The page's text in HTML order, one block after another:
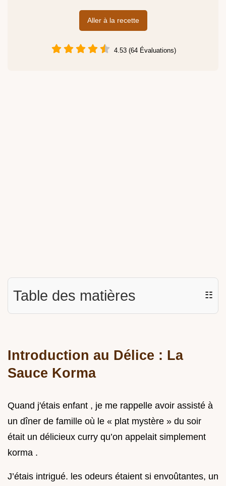
Aller à la recette
4.53 (64 Évaluations)
Table des matières ☷
Introduction au Délice : La
Sauce Korma
Quand j'étais enfant , je me rappelle avoir assisté à
un dîner de famille où le « plat mystère » du soir
était un délicieux curry qu’on appelait simplement
korma .
J’étais intrigué. les odeurs étaient si envoûtantes, un